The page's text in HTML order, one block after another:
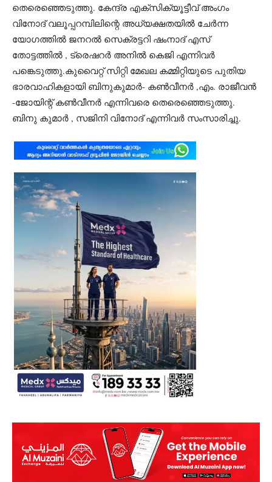
തെരെഞ്ഞെടുത്തു. കേന്ദ്ര എക്സിക്യൂട്ടീവ് അംഗം
വിനോദ് വലൂപ്പറമ്പിലിന്റെ അധ്യക്ഷതയിൽ ചേർന്ന
യോഗത്തിൽ ജനറൽ സെക്രട്ടറി ഷംനാദ് എസ്
തോട്ടത്തിൽ , ട്രെഷറർ അനിൽ കെജി എന്നിവർ
പങ്കെടുത്തു.കുവൈറ്റ് സിറ്റി മേഖല കമ്മിറ്റിയുടെ പുതിയ
ഭാരവാഹികളായി ബിനുകുമാർ- കൺവീനർ ,എം. രാജീവൻ
-ജോയിന്റ് കൺവീനർ എന്നിവരെ തെരെഞ്ഞെടുത്തു.
ബിനു കുമാർ , സജിനി വിനോദ് എന്നിവർ സംസാരിച്ചു.